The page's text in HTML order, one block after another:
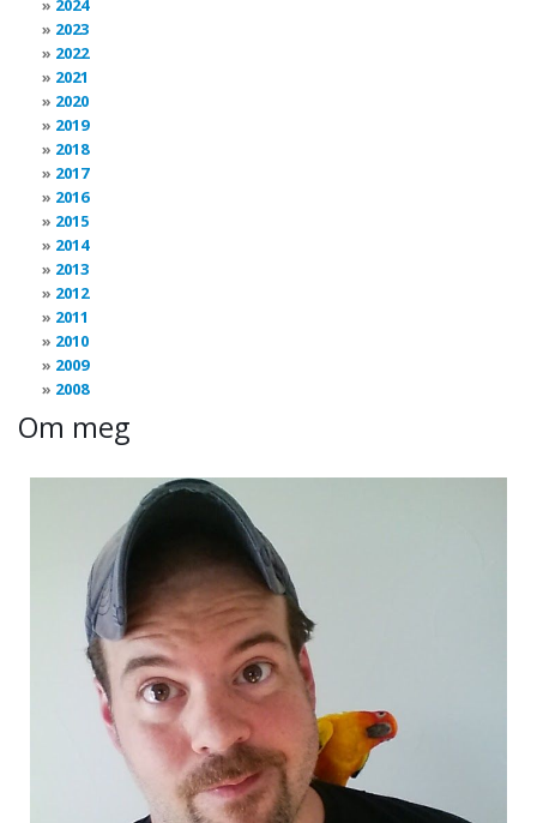
2024
2023
2022
2021
2020
2019
2018
2017
2016
2015
2014
2013
2012
2011
2010
2009
2008
Om meg